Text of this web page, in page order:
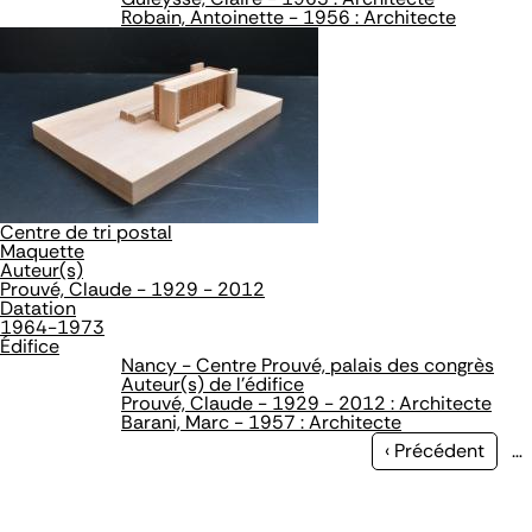
Robain, Antoinette - 1956 : Architecte
Centre de tri postal
Maquette
Auteur(s)
Prouvé, Claude - 1929 - 2012
Datation
1964-1973
Édifice
Nancy - Centre Prouvé, palais des congrès
Auteur(s) de l'édifice
Prouvé, Claude - 1929 - 2012 : Architecte
Barani, Marc - 1957 : Architecte
Page
‹ Précédent …